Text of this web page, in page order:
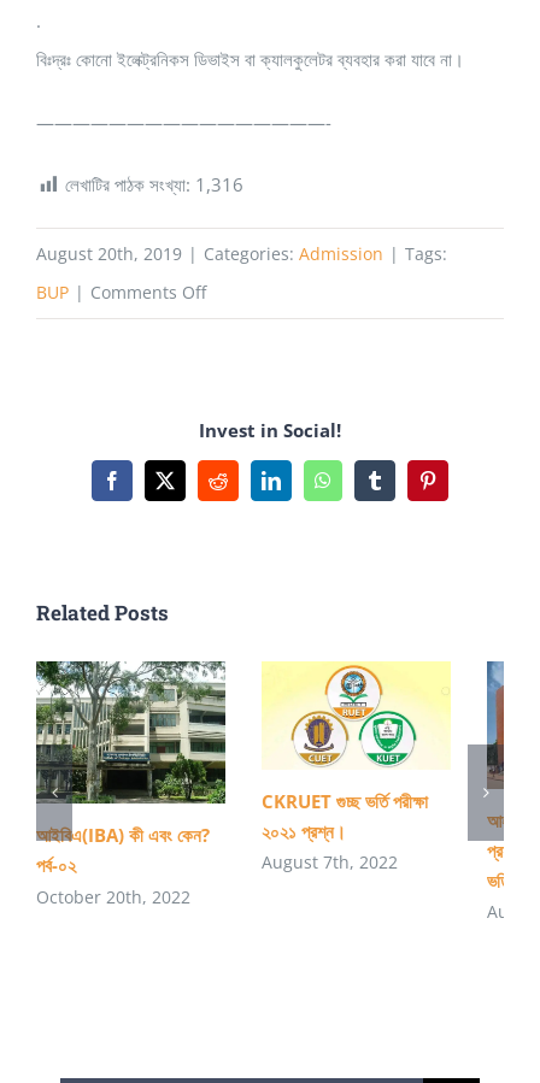
.
বিঃদ্রঃ কোনো ইলেক্ট্রনিকস ডিভাইস বা ক্যালকুলেটর ব্যবহার করা যাবে না।
————————————————-
লেখাটির পাঠক সংখ্যা: 1,316
August 20th, 2019 | Categories: Admission | Tags:
BUP | Comments Offon
বিজ্ঞপ্তি
২০১৯-২০
Invest in Social!
Facebook
X RedditLinkedInWhatsAppTumblrPinterest
Related Posts
আইবিএ(IBA) কী এবং কেন?
পর্ব-০২
October 20th, 2022
CKRUET গুচ্ছ ভর্তি পরীক্ষা
২০২১ প্রশ্ন।
August 7th, 2022
প্রযুক্তি
ভর্তি